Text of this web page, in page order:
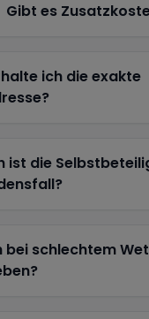
Gibt es
ich die exakte
ist die
bei schlechtem